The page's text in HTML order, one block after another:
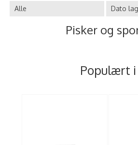
Pisker og
Populært i